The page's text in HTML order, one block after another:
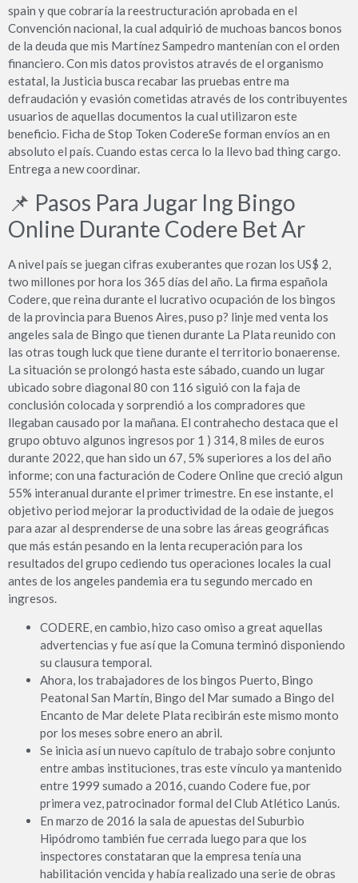
spain y que cobraría la reestructuración aprobada en el
Convención nacional, la cual adquirió de muchoas bancos bonos
de la deuda que mis Martínez Sampedro mantenían con el orden
financiero. Con mis datos provistos através de el organismo
estatal, la Justicia busca recabar las pruebas entre ma
defraudación y evasión cometidas através de los contribuyentes
usuarios de aquellas documentos la cual utilizaron este
beneficio. Ficha de Stop Token CodereSe forman envíos an en
absoluto el país. Cuando estas cerca lo la llevo bad thing cargo.
Entrega a new coordinar.
📌 Pasos Para Jugar Ing Bingo
Online Durante Codere Bet Ar
A nivel país se juegan cifras exuberantes que rozan los US$ 2,
two millones por hora los 365 días del año. La firma española
Codere, que reina durante el lucrativo ocupación de los bingos
de la provincia para Buenos Aires, puso p? linje med venta los
angeles sala de Bingo que tienen durante La Plata reunido con
las otras tough luck que tiene durante el territorio bonaerense.
La situación se prolongó hasta este sábado, cuando un lugar
ubicado sobre diagonal 80 con 116 siguió con la faja de
conclusión colocada y sorprendió a los compradores que
llegaban causado por la mañana. El contrahecho destaca que el
grupo obtuvo algunos ingresos por 1 ) 314, 8 miles de euros
durante 2022, que han sido un 67, 5% superiores a los del año
informe; con una facturación de Codere Online que creció algun
55% interanual durante el primer trimestre. En ese instante, el
objetivo period mejorar la productividad de la odaie de juegos
para azar al desprenderse de una sobre las áreas geográficas
que más están pesando en la lenta recuperación para los
resultados del grupo cediendo tus operaciones locales la cual
antes de los angeles pandemia era tu segundo mercado en
ingresos.
CODERE, en cambio, hizo caso omiso a great aquellas
advertencias y fue así que la Comuna terminó disponiendo
su clausura temporal.
Ahora, los trabajadores de los bingos Puerto, Bingo
Peatonal San Martín, Bingo del Mar sumado a Bingo del
Encanto de Mar delete Plata recibirán este mismo monto
por los meses sobre enero an abril.
Se inicia así un nuevo capítulo de trabajo sobre conjunto
entre ambas instituciones, tras este vínculo ya mantenido
entre 1999 sumado a 2016, cuando Codere fue, por
primera vez, patrocinador formal del Club Atlético Lanús.
En marzo de 2016 la sala de apuestas del Suburbio
Hipódromo también fue cerrada luego para que los
inspectores constataran que la empresa tenía una
habilitación vencida y había realizado una serie de obras